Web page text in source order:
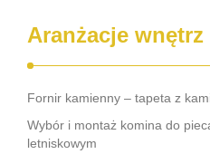
Aranżacje wnętrz
Fornir kamienny – tapeta z
Wybór i montaż komina do
letniskowym